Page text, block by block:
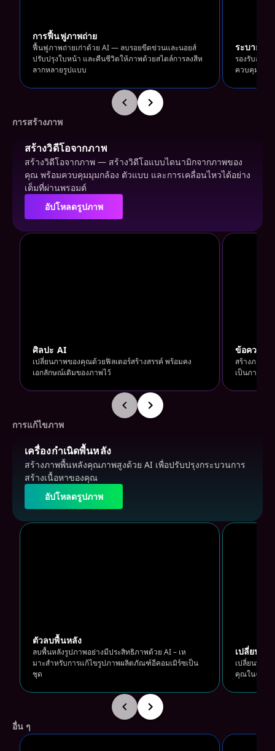
การฟื้นฟูภาพถ่าย
ฟื้นฟูภาพถ่ายเก่าด้วย AI — ลบรอยขีดข่วนและนอยส์
ปรับปรุงใบหน้า และคืนชีวิตให้ภาพด้วยสไตล์การลงสีห
ลากหลายรูปแบบ
อัปโหลดรูปภาพ
ลากและวางเพื่ออัปโหลดรูปภาพของคุณ ระบายสีรู
รองรับสไต
ควบคุมผ่าน
ลากแ
การสร้างภาพ
สร้างวิดีโอจากภาพ
สร้างวิดีโอจากภาพ — สร้างวิดีโอแบบไดนามิกจากภาพของ
คุณ พร้อมควบคุมมุมกล้อง ตัวแบบ และการเคลื่อนไหวได้อย่าง
เต็มที่ผ่านพรอมต์
อัปโหลดรูปภาพ
ศิลปะ AI
เปลี่ยนภาพของคุณด้วยฟิลเตอร์สร้างสรรค์ พร้อมคง
เอกลักษณ์เดิมของภาพไว้
ลากและวางเพื่ออัปโหลดรูปภาพของคุณ
ข้อความเ
สร้างภาพจ
เป็นภาพจริง
ลากแ
การแก้ไขภาพ
เครื่องกําเนิดพื้นหลัง
สร้างภาพพื้นหลังคุณภาพสูงด้วย AI เพื่อปรับปรุงกระบวนการ
สร้างเนื้อหาของคุณ
อัปโหลดรูปภาพ
ตัวลบพื้นหลัง
ลบพื้นหลังรูปภาพอย่างมีประสิทธิภาพด้วย AI – เห
มาะสําหรับการแก้ไขรูปภาพผลิตภัณฑ์อีคอมเมิร์ซเป็น
ชุด
ลากและวางเพื่ออัปโหลดรูปภาพของคุณ เปลี่ยนพื้น
เปลี่ยนพื้นห
คุณในฉากใ
ลากแ
อื่น ๆ